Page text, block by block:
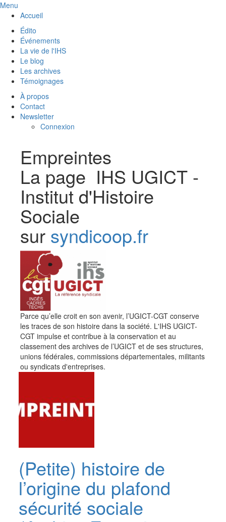
Menu
Accueil
Édito
Événements
La vie de l'IHS
Le blog
Les archives
Témoignages
À propos
Contact
Newsletter
Connexion
Empreintes
La page IHS UGICT -
Institut d'Histoire
Sociale
sur syndicoop.fr
Parce qu’elle croit en son avenir, l’UGICT-CGT conserve
les traces de son histoire dans la société. L'IHS UGICT-
CGT impulse et contribue à la conservation et au
classement des archives de l’UGICT et de ses structures,
unions fédérales, commissions départementales, militants
ou syndicats d'entreprises.
(Petite) histoire de
l’origine du plafond
sécurité sociale